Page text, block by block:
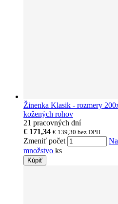
Žinenka Klasik - rozmery
kožených rohov
21 pracovných dní
€ 171,34 € 139,30 bez DPH
Zmeniť počet
množstvo ks
Kúpiť